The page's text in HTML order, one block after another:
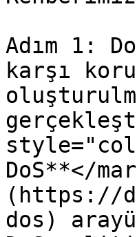
Adım 1:
karşı
DoS**</
(https://
dos)